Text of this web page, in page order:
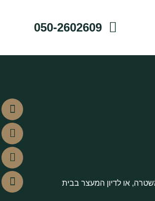
050-2602609
או לדיון המעצר בבית